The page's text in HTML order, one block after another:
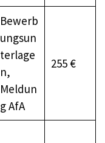
Bewerb
ungsun
terlage
n,
Meldun
g AfA
255 €